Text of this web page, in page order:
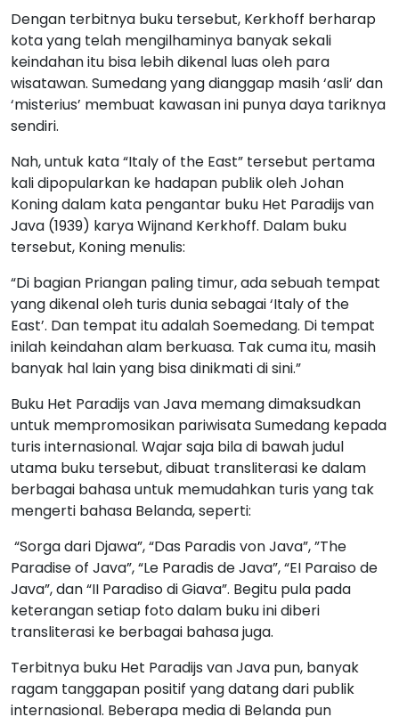
Dengan terbitnya buku tersebut, Kerkhoff berharap
kota yang telah mengilhaminya banyak sekali
keindahan itu bisa lebih dikenal luas oleh para
wisatawan. Sumedang yang dianggap masih ‘asli’ dan
‘misterius’ membuat kawasan ini punya daya tariknya
sendiri.
Nah, untuk kata “Italy of the East” tersebut pertama
kali dipopularkan ke hadapan publik oleh Johan
Koning dalam kata pengantar buku Het Paradijs van
Java (1939) karya Wijnand Kerkhoff. Dalam buku
tersebut, Koning menulis:
“Di bagian Priangan paling timur, ada sebuah tempat
yang dikenal oleh turis dunia sebagai ‘Italy of the
East’. Dan tempat itu adalah Soemedang. Di tempat
inilah keindahan alam berkuasa. Tak cuma itu, masih
banyak hal lain yang bisa dinikmati di sini.”
Buku Het Paradijs van Java memang dimaksudkan
untuk mempromosikan pariwisata Sumedang kepada
turis internasional. Wajar saja bila di bawah judul
utama buku tersebut, dibuat transliterasi ke dalam
berbagai bahasa untuk memudahkan turis yang tak
mengerti bahasa Belanda, seperti:
“Sorga dari Djawa”, “Das Paradis von Java”, ”The
Paradise of Java”, “Le Paradis de Java”, “EI Paraiso de
Java”, dan “II Paradiso di Giava”. Begitu pula pada
keterangan setiap foto dalam buku ini diberi
transliterasi ke berbagai bahasa juga.
Terbitnya buku Het Paradijs van Java pun, banyak
ragam tanggapan positif yang datang dari publik
internasional. Beberapa media di Belanda pun